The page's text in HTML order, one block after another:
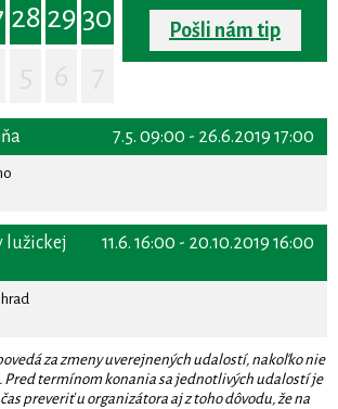
28 29 30
Pošli nám tip
7.5. 09:00 - 26.6.2019 17:00
11.6. 16:00 - 20.10.2019 16:00
lužickej
za zmeny uverejnených udalostí, nakoľko nie
Pred termínom konania sa jednotlivých udalostí je
preveriť u organizátora aj z toho dôvodu, že na